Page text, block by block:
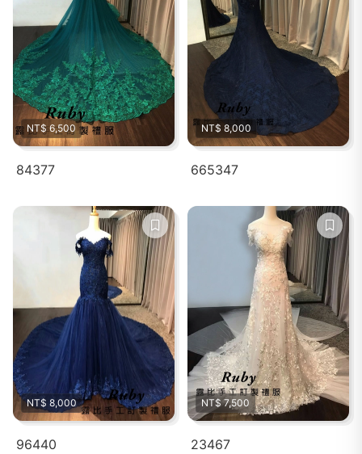
NT$ 6,500
84377
NT$ 8,000
665347
NT$ 8,000
96440
NT$ 7,500
23467